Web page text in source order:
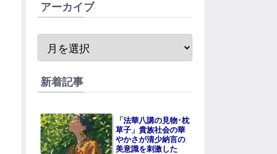
アーカイブ
新着記事
「法華八講の見物･枕
草子」貴族社会の華
やかさが清少納言の
美意識を刺激した